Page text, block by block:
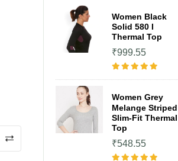
Women Black
Solid 580 I
Thermal Top
₹999.55
Women Grey
Melange Striped
Slim-Fit Thermal
Top
₹548.55